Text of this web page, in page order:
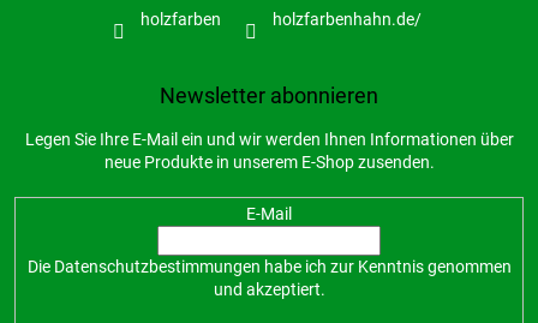
holzfarben holzfarbenhahn.de/
Newsletter abonnieren
Legen Sie Ihre E-Mail ein und wir werden Ihnen Informationen über
neue Produkte in unserem E-Shop zusenden.
E-Mail
Die Datenschutzbestimmungen habe ich zur Kenntnis genommen
und akzeptiert.